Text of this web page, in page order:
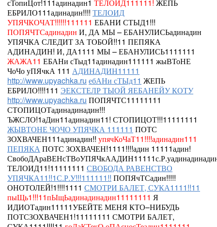
сТопиЦот!111адинадин1 ТЕЛОИД111111! ЖЕПЬ
ЕБРИЛО111адинадин!!!! ТЕЛОИД
УПЯЧКОЧАТ!!!!!!111111 ЕБАНИ СТЫД1!!!
ПОПЯЧТСадинадин И, ДА МЫ – ЕБАНУЛИСЬадинадин
УПЯЧКА СЛЕДИТ ЗА ТОБОЙ!!11 ПЕПЯКА
АДИНАДИН! И, ДА1111 МЫ – ЕБАНУЛИСЬ1111111
ЖАЖА11 ЕБАНи сТыд11адинадин111111 жыВТоНЕ
ЧоЧо уПЯчкА 111 АДИНАДИН11111
http://www.upyachka.ru ебАНи сТЫд11 ЖЕПЬ
ЕБРИЛО!!!!111 ЭЕКСТЕЛР ТЫОЙ ЯЕБАНЕЙУ КОТУ
http://www.upyachka.ru ПОПЯЧТС11111111
СТОПИЦОТадинадинадин!!!
ЪЖСЛО!1аДин11адинадин11! СТОПИЦОТ!!!11111111
ЖЫВТОНЕ ЧОЧО УПЯЧКА 111111 ПОТС
ЗОХВАЧЕН111адинадин!! упячКоЧаТ11!!!!адинадин111
ПЕПЯКАПОТС ЗОХВАЧЕН!1111!!!!адин 11111адин!
ТЕЛОИД11!11111111 СВОБОДА РАВЕНСТВО
УПЯЧКА11!!1С.Р.У!!!111111!! ПОПЯчТСадин!!!!!
ОНОТОЛЕЙ!1!!!!1111 СМОТРИ БАЛЕТ, СУКА1111!!11
пыЩь1!!!11пЫщЬадинадинадин11111111 Я
ИДИОТадин11111УБЕЙТЕ МЕНЯ КТО–НИБУДЬ
ПОТСЗОХВАЧЕН1!11111111 СМОТРИ БАЛЕТ,